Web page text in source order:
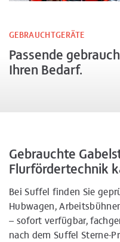
GEBRAUCHTGERÄTE
Passende
Ihren Bedarf.
Gebrauchte
Flurfördertechnik
Bei Suffel finden Sie
Hubwagen,
– sofort verfügbar,
nach dem Suffel Sterne-